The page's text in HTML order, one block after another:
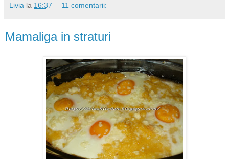
Livia la 16:37 11 comentarii:
Mamaliga in straturi